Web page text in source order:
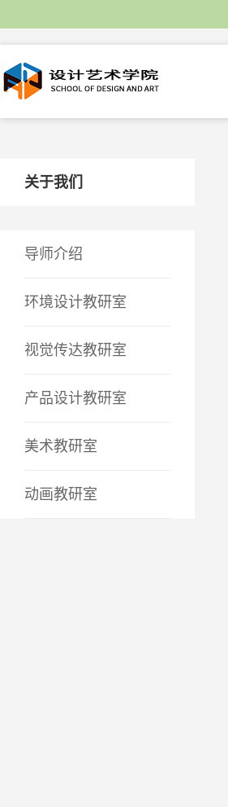
关于我们
导师介绍
环境设计教研室
视觉传达教研室
产品设计教研室
美术教研室
动画教研室